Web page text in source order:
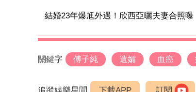
結婚23年爆尪外遇！欣西亞曬夫妻合照
關鍵字 傅子純 遺孀 血癌